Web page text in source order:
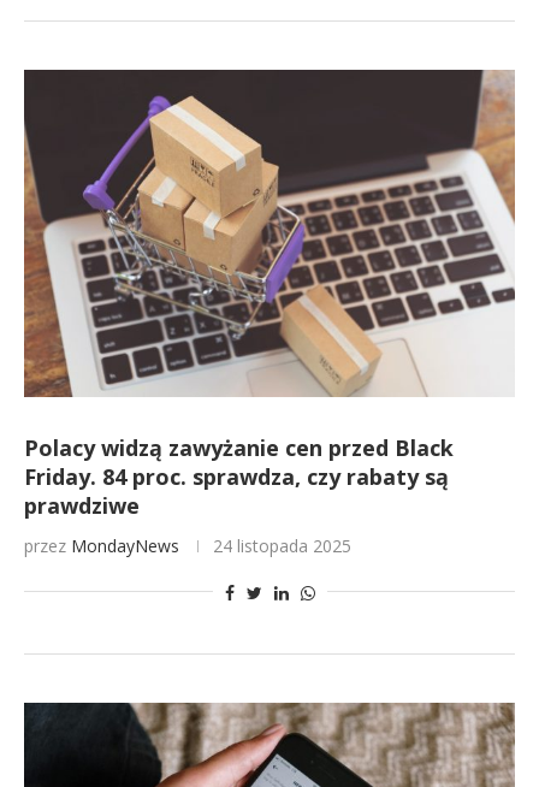
Polacy widzą zawyżanie cen przed Black
Friday. 84 proc. sprawdza, czy rabaty są
prawdziwe
przez MondayNews 24 listopada 2025